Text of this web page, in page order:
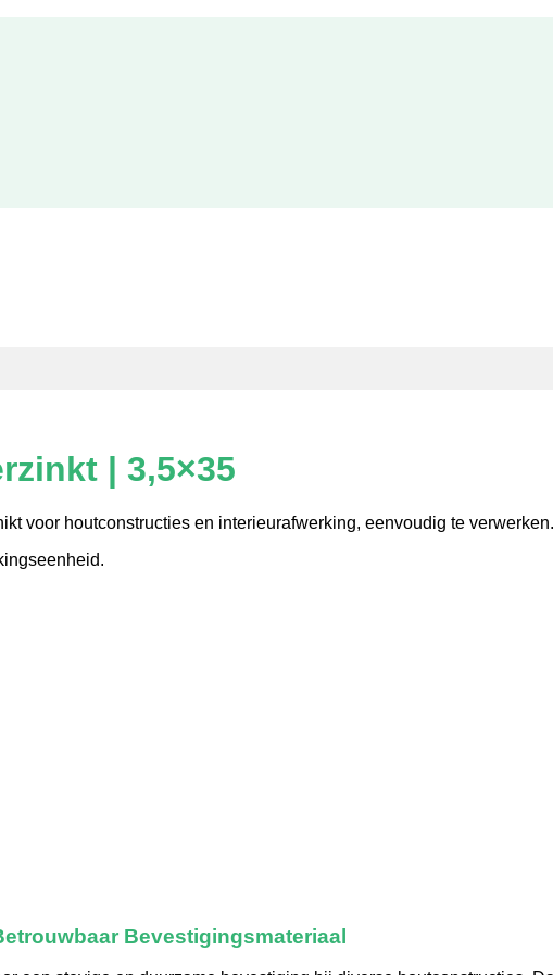
| 3,5×35
voor houtconstructies en interieurafwerking, eenvoudig te verwerken.
Bevestigingsmateriaal